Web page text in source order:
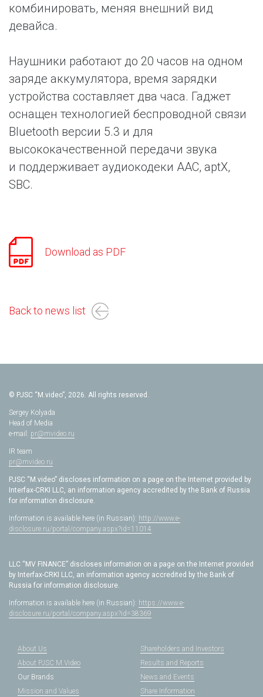
комбинировать, меняя внешний вид
девайса.
Наушники работают до 20 часов на одном
заряде аккумулятора, время зарядки
устройства составляет два часа. Гаджет
оснащен технологией беспроводной связи
Bluetooth версии 5.3 и для
высококачественной передачи звука
и поддерживает аудиокодеки AAC, aptX,
SBC.
Download as PDF
Back to news list
© PJSC “M.video”, 2026. All rights reserved.
Sergey Kolyada
Head of Media
e-mail: pr@mvideo.ru
IR team
pr@mvideo.ru
PJSC “M.video” discloses information on a page on the Internet provided by
Interfax-CRKI LLC, an information agency accredited by the Bank of Russia
for information disclosure.
Information is available here (in Russian): http://www.e-
disclosure.ru/portal/company.aspx?id=11014
LLC “MV FINANCE” discloses information on a page on the Internet provided
by Interfax-CRKI LLC, an information agency accredited by the Bank of
Russia for information disclosure.
Information is available here (in Russian): https://www.e-
disclosure.ru/portal/company.aspx?id=38369
About Us
About PJSC M.Video
Our Brands
Mission and Values
Shareholders and Investors
Results and Reports
News and Events
Share Information